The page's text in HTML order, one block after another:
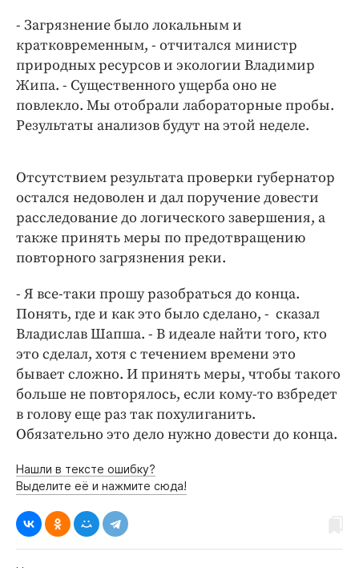
- Загрязнение было локальным и
кратковременным, - отчитался министр
природных ресурсов и экологии Владимир
Жипа. - Существенного ущерба оно не
повлекло. Мы отобрали лабораторные пробы.
Результаты анализов будут на этой неделе.
Отсутствием результата проверки губернатор
остался недоволен и дал поручение довести
расследование до логического завершения, а
также принять меры по предотвращению
повторного загрязнения реки.
- Я все-таки прошу разобраться до конца.
Понять, где и как это было сделано, - сказал
Владислав Шапша. - В идеале найти того, кто
это сделал, хотя с течением времени это
бывает сложно. И принять меры, чтобы такого
больше не повторялось, если кому-то взбредет
в голову еще раз так похулиганить.
Обязательно это дело нужно довести до конца.
Нашли в тексте ошибку?
Выделите её и нажмите сюда!